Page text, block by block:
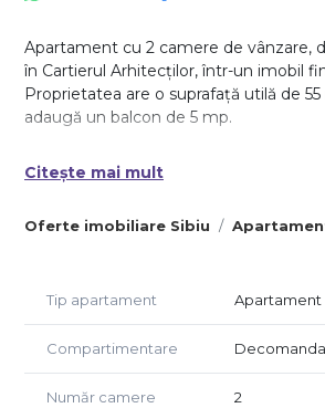
Oferte imobiliare Sibiu
Apartament cu 2 camere de vânzare,
în Cartierul Arhitecților, într-un imobil
Proprietatea are o suprafață utilă de 55
adaugă un balcon de 5 mp.
finisaje moderne și aer condiționat.
oferind intimitate și confort sporit.
Suprafață utilă: 55 mp
Balcon: 5 mp
An construcție: 2019
Citește mai mult
Tip apartament Apartament
Compartimentare
Număr camere 2